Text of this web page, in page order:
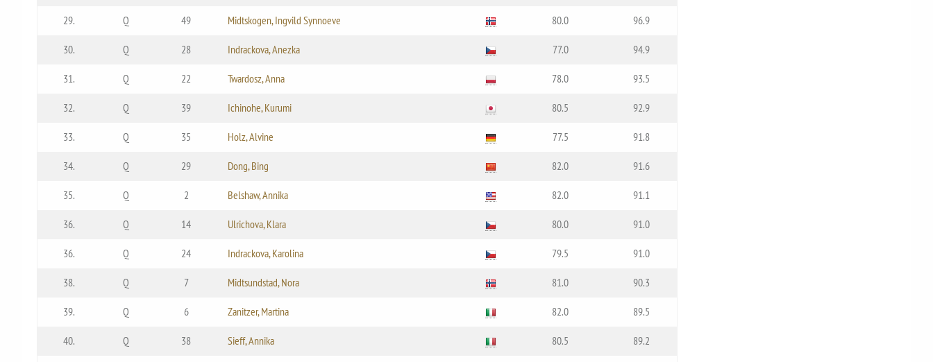
29. Q 49 Midtskogen, Ingvild Synnoeve 80.0 96.9
30. Q 28 Indrackova, Anezka 77.0 94.9
31. Q 22 Twardosz, Anna 78.0 93.5
32. Q 39 Ichinohe, Kurumi 80.5 92.9
33. Q 35 Holz, Alvine 77.5 91.8
34. Q 29 Dong, Bing 82.0 91.6
35. Q 2 Belshaw, Annika 82.0 91.1
36. Q 14 Ulrichova, Klara 80.0 91.0
36. Q 24 Indrackova, Karolina 79.5 91.0
38. Q 7 Midtsundstad, Nora 81.0 90.3
39. Q 6 Zanitzer, Martina 82.0 89.5
40. Q 38 Sieff, Annika 80.5 89.2